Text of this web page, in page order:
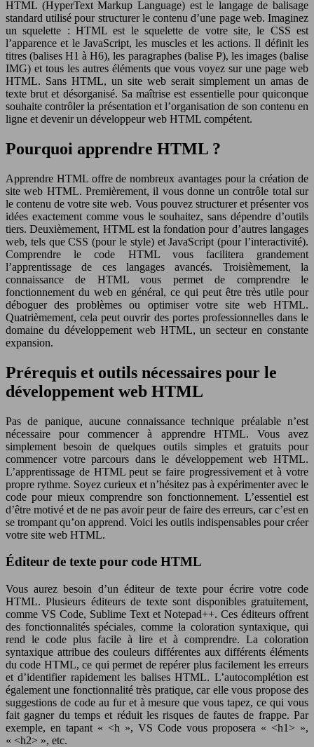
HTML (HyperText Markup Language) est le langage de balisage
standard utilisé pour structurer le contenu d’une page web. Imaginez
un squelette : HTML est le squelette de votre site, le CSS est
l’apparence et le JavaScript, les muscles et les actions. Il définit les
titres (balises H1 à H6), les paragraphes (balise P), les images (balise
IMG) et tous les autres éléments que vous voyez sur une page web
HTML. Sans HTML, un site web serait simplement un amas de
texte brut et désorganisé. Sa maîtrise est essentielle pour quiconque
souhaite contrôler la présentation et l’organisation de son contenu en
ligne et devenir un développeur web HTML compétent.
Pourquoi apprendre HTML ?
Apprendre HTML offre de nombreux avantages pour la création de
site web HTML. Premièrement, il vous donne un contrôle total sur
le contenu de votre site web. Vous pouvez structurer et présenter vos
idées exactement comme vous le souhaitez, sans dépendre d’outils
tiers. Deuxièmement, HTML est la fondation pour d’autres langages
web, tels que CSS (pour le style) et JavaScript (pour l’interactivité).
Comprendre le code HTML vous facilitera grandement
l’apprentissage de ces langages avancés. Troisièmement, la
connaissance de HTML vous permet de comprendre le
fonctionnement du web en général, ce qui peut être très utile pour
déboguer des problèmes ou optimiser votre site web HTML.
Quatrièmement, cela peut ouvrir des portes professionnelles dans le
domaine du développement web HTML, un secteur en constante
expansion.
Prérequis et outils nécessaires pour le
développement web HTML
Pas de panique, aucune connaissance technique préalable n’est
nécessaire pour commencer à apprendre HTML. Vous avez
simplement besoin de quelques outils simples et gratuits pour
commencer votre parcours dans le développement web HTML.
L’apprentissage de HTML peut se faire progressivement et à votre
propre rythme. Soyez curieux et n’hésitez pas à expérimenter avec le
code pour mieux comprendre son fonctionnement. L’essentiel est
d’être motivé et de ne pas avoir peur de faire des erreurs, car c’est en
se trompant qu’on apprend. Voici les outils indispensables pour créer
votre site web HTML.
Éditeur de texte pour code HTML
Vous aurez besoin d’un éditeur de texte pour écrire votre code
HTML. Plusieurs éditeurs de texte sont disponibles gratuitement,
comme VS Code, Sublime Text et Notepad++. Ces éditeurs offrent
des fonctionnalités spéciales, comme la coloration syntaxique, qui
rend le code plus facile à lire et à comprendre. La coloration
syntaxique attribue des couleurs différentes aux différents éléments
du code HTML, ce qui permet de repérer plus facilement les erreurs
et d’identifier rapidement les balises HTML. L’autocomplétion est
également une fonctionnalité très pratique, car elle vous propose des
suggestions de code au fur et à mesure que vous tapez, ce qui vous
fait gagner du temps et réduit les risques de fautes de frappe. Par
exemple, en tapant « <h », VS Code vous proposera « <h1> »,
« <h2> », etc.